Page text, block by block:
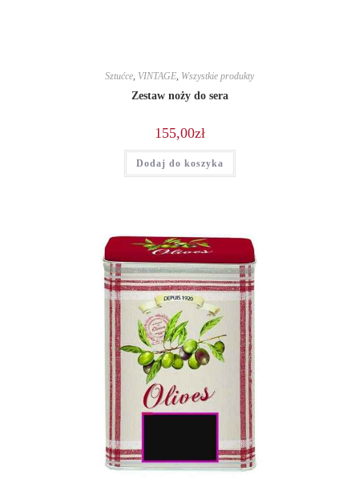
Sztućce, VINTAGE, Wszystkie produkty
Zestaw noży do sera
155,00zł
Dodaj do koszyka